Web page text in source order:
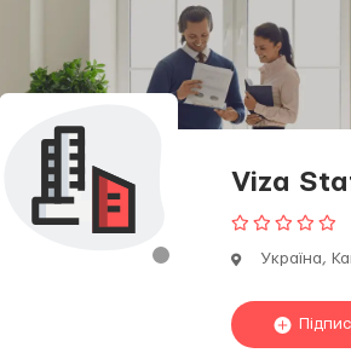
Viza
Україна,